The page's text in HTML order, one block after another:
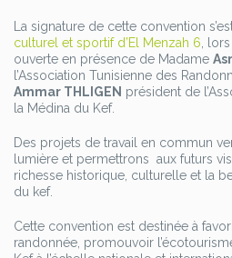
La signature de cette convention
culturel et sportif d’El Menzah 6 ,
ouverte en présence de Madame
l’Association Tunisienne des
Ammar THLIGEN président de
la Médina du Kef.
Des projets de travail en commun
lumière et permettrons aux futurs
richesse historique, culturelle et la
du kef.
Cette convention est destinée à
randonnée, promouvoir